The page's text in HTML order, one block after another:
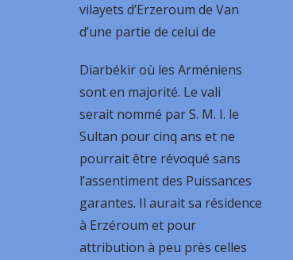
vilayets d’Erzeroum de Van
d’une partie de celui de
Diarbékir où les Arméniens
sont en majorité. Le vali
serait nommé par S. M. I. le
Sultan pour cinq ans et ne
pourrait être révoqué sans
l’assentiment des Puissances
garantes. Il aurait sa résidence
à Erzéroum et pour
attribution à peu près celles